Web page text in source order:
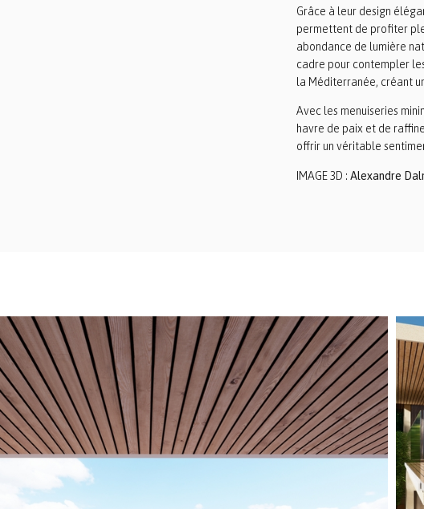
Grâce à leur design
permettent de profiter
abondance de lumière
cadre pour contempler
la Méditerranée, créant
Avec les menuiseries
havre de paix et de
offrir un véritable
IMAGE 3D : Alexandre